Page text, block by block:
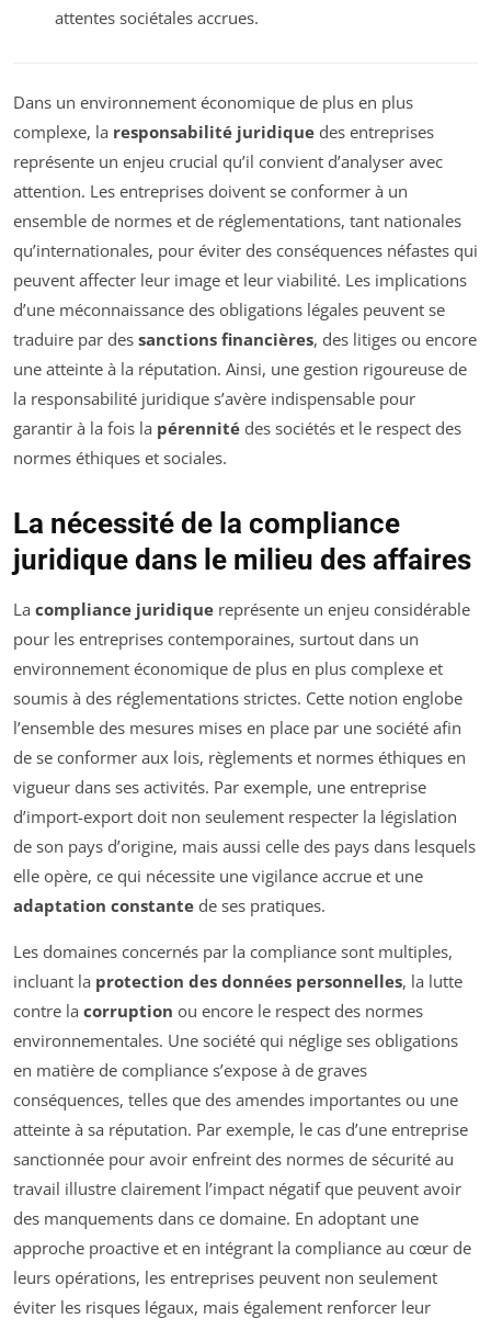
attentes sociétales accrues.
Dans un environnement économique de plus en plus
complexe, la responsabilité juridique des entreprises
représente un enjeu crucial qu’il convient d’analyser avec
attention. Les entreprises doivent se conformer à un
ensemble de normes et de réglementations, tant nationales
qu’internationales, pour éviter des conséquences néfastes qui
peuvent affecter leur image et leur viabilité. Les implications
d’une méconnaissance des obligations légales peuvent se
traduire par des sanctions financières, des litiges ou encore
une atteinte à la réputation. Ainsi, une gestion rigoureuse de
la responsabilité juridique s’avère indispensable pour
garantir à la fois la pérennité des sociétés et le respect des
normes éthiques et sociales.
La nécessité de la compliance
juridique dans le milieu des affaires
La compliance juridique représente un enjeu considérable
pour les entreprises contemporaines, surtout dans un
environnement économique de plus en plus complexe et
soumis à des réglementations strictes. Cette notion englobe
l’ensemble des mesures mises en place par une société afin
de se conformer aux lois, règlements et normes éthiques en
vigueur dans ses activités. Par exemple, une entreprise
d’import-export doit non seulement respecter la législation
de son pays d’origine, mais aussi celle des pays dans lesquels
elle opère, ce qui nécessite une vigilance accrue et une
adaptation constante de ses pratiques.
Les domaines concernés par la compliance sont multiples,
incluant la protection des données personnelles, la lutte
contre la corruption ou encore le respect des normes
environnementales. Une société qui néglige ses obligations
en matière de compliance s’expose à de graves
conséquences, telles que des amendes importantes ou une
atteinte à sa réputation. Par exemple, le cas d’une entreprise
sanctionnée pour avoir enfreint des normes de sécurité au
travail illustre clairement l’impact négatif que peuvent avoir
des manquements dans ce domaine. En adoptant une
approche proactive et en intégrant la compliance au cœur de
leurs opérations, les entreprises peuvent non seulement
éviter les risques légaux, mais également renforcer leur